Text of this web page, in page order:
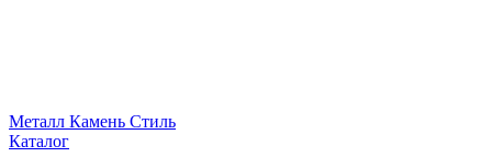
Металл Камень Стиль
Каталог